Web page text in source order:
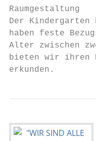
Raumgestaltung
Der Kindergarten
haben feste
Alter zwischen
bieten wir ihren
erkunden.